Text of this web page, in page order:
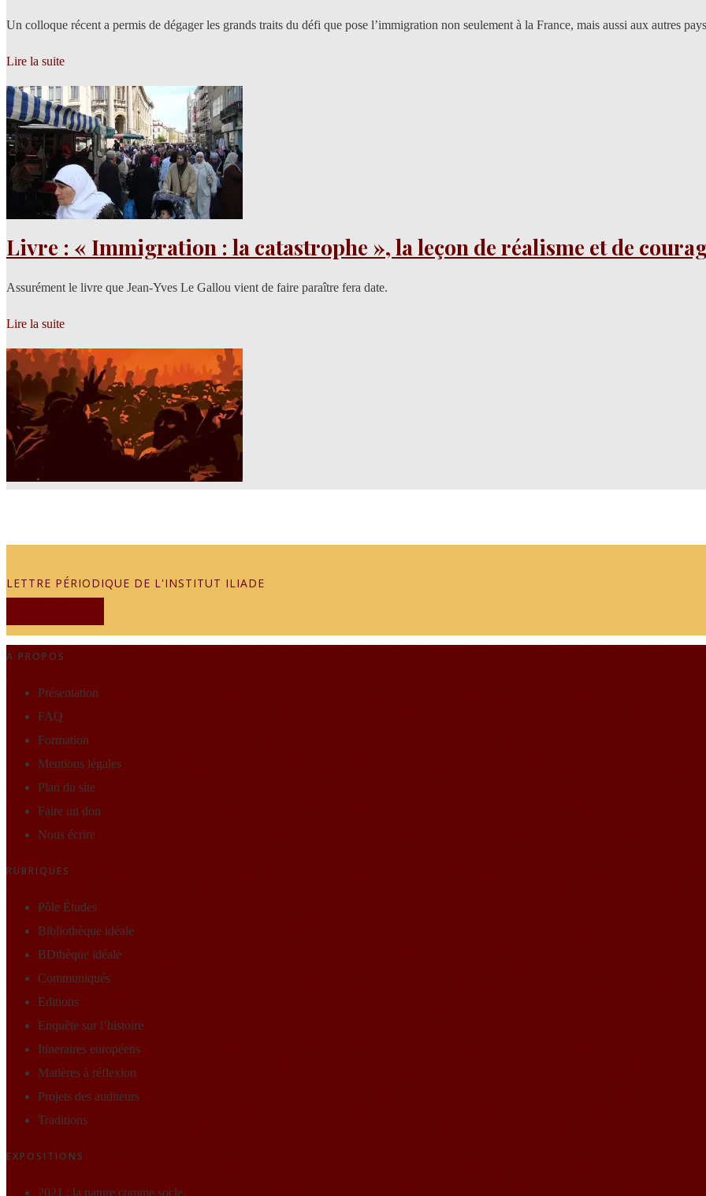
Un colloque récent a permis de dégager les grands traits du défi que pose l’immigration non seulement à la France, mais aussi aux autres
Lire la suite
Livre : « Immigration : la catastrophe », la leçon de réalisme et de
Assurément le livre que Jean-Yves Le Gallou vient de faire paraître fera date.
Lire la suite
LETTRE PÉRIODIQUE DE L'INSTITUT ILIADE
À PROPOS
Présentation
FAQ
Formation
Mentions légales
Plan du site
Faire un don
Nous écrire
RUBRIQUES
Pôle Études
Bibliothèque idéale
BDthèque idéale
Communiqués
Editions
Enquête sur l’histoire
Itineraires européens
Matières à réflexion
Projets des auditeurs
Traditions
EXPOSITIONS
2021 : la nature comme socle